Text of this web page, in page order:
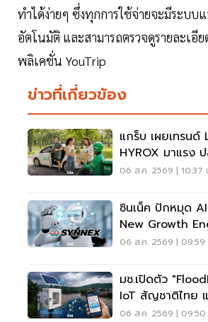
ทำได้ง่ายๆ ซึ่งทุกการใช้จ่ายจะมีระบบ
อัตโนมัติ และสามารถตรวจดูรายละเอี
พลิเคชั่น YouTrip
ข่าวที่เกี่ยวข้อง
แกร็บ เผยเทรนด์
HYROX มาแรง
รถไปสวนโต 5 เท่า
06 ส.ค. 2569 | 10:37
ซินเน็ค ปักหมุด
New Growth
ได้ประจำ
06 ส.ค. 2569 | 09:59
มช.เปิดตัว
IoT สัญชาติไทย
เรียลไทม์
06 ส.ค. 2569 | 09:50